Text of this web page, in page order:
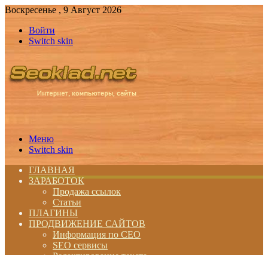
Воскресенье , 9 Август 2026
Войти
Switch skin
Меню
Switch skin
ГЛАВНАЯ
ЗАРАБОТОК
Продажа ссылок
Статьи
ПЛАГИНЫ
ПРОДВИЖЕНИЕ САЙТОВ
Информация по СЕО
SEO сервисы